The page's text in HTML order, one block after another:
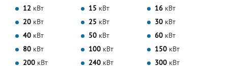
12 кВт 15 кВт 16 кВт
20 кВт 25 кВт 30 кВт
40 кВт 50 кВт 60 кВт
80 кВт 100 кВт 150 кВт
200 кВт 240 кВт 300 кВт